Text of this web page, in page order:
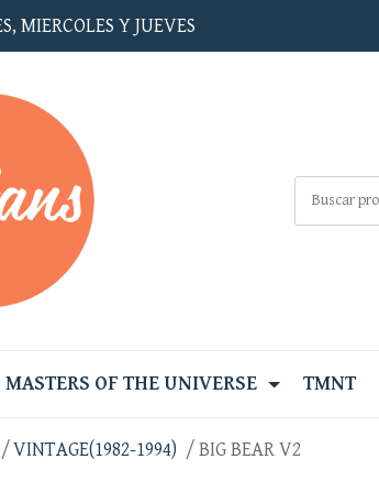
MIERCOLES Y JUEVES
MASTERS OF THE UNIVERSE TMNT
VINTAGE(1982-1994) BIG BEAR V2